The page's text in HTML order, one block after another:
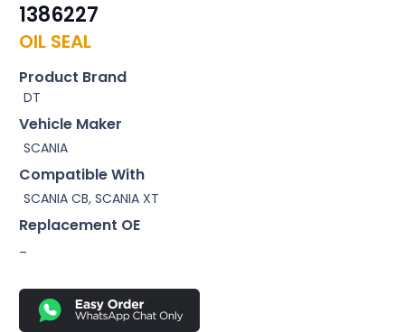
1386227
OIL SEAL
Product Brand
DT
Vehicle Maker
SCANIA
Compatible With
SCANIA CB, SCANIA XT
Replacement OE
–